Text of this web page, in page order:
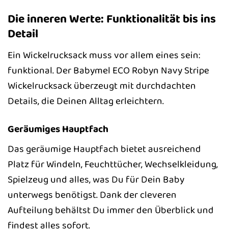
Die inneren Werte: Funktionalität bis ins
Detail
Ein Wickelrucksack muss vor allem eines sein:
funktional. Der Babymel ECO Robyn Navy Stripe
Wickelrucksack überzeugt mit durchdachten
Details, die Deinen Alltag erleichtern.
Geräumiges Hauptfach
Das geräumige Hauptfach bietet ausreichend
Platz für Windeln, Feuchttücher, Wechselkleidung,
Spielzeug und alles, was Du für Dein Baby
unterwegs benötigst. Dank der cleveren
Aufteilung behältst Du immer den Überblick und
findest alles sofort.